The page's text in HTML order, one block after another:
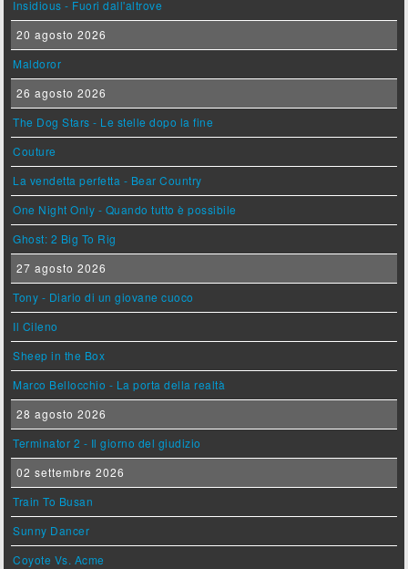
Insidious - Fuori dall'altrove
20 agosto 2026
Maldoror
26 agosto 2026
The Dog Stars - Le stelle dopo la fine
Couture
La vendetta perfetta - Bear Country
One Night Only - Quando tutto è possibile
Ghost: 2 Big To Rig
27 agosto 2026
Tony - Diario di un giovane cuoco
Il Cileno
Sheep in the Box
Marco Bellocchio - La porta della realtà
28 agosto 2026
Terminator 2 - Il giorno del giudizio
02 settembre 2026
Train To Busan
Sunny Dancer
Coyote Vs. Acme